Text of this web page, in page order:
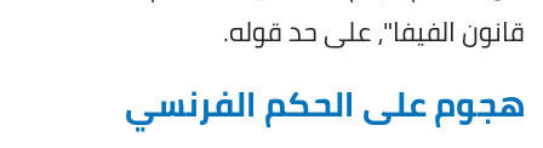
قانون الفيفا"، على حد قوله.
هجوم على الحكم الفرنسي